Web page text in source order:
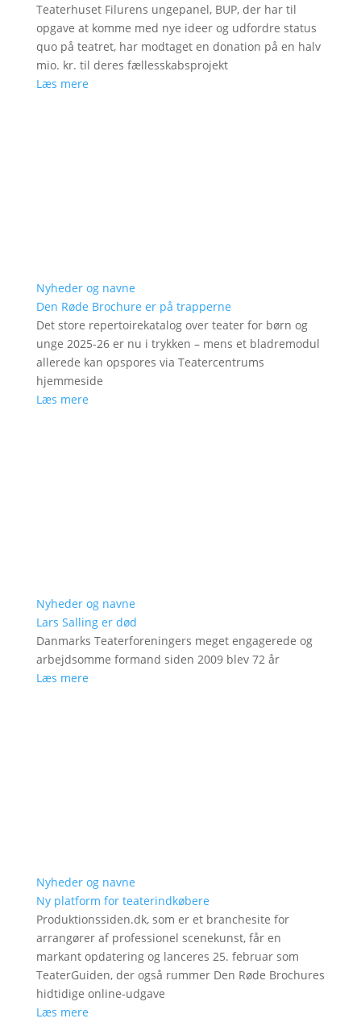
Teaterhuset Filurens ungepanel, BUP, der har til
opgave at komme med nye ideer og udfordre status
quo på teatret, har modtaget en donation på en halv
mio. kr. til deres fællesskabsprojekt
Læs mere
Nyheder og navne
Den Røde Brochure er på trapperne
Det store repertoirekatalog over teater for børn og
unge 2025-26 er nu i trykken – mens et bladremodul
allerede kan opspores via Teatercentrums
hjemmeside
Læs mere
Nyheder og navne
Lars Salling er død
Danmarks Teaterforeningers meget engagerede og
arbejdsomme formand siden 2009 blev 72 år
Læs mere
Nyheder og navne
Ny platform for teaterindkøbere
Produktionssiden.dk, som er et branchesite for
arrangører af professionel scenekunst, får en
markant opdatering og lanceres 25. februar som
TeaterGuiden, der også rummer Den Røde Brochures
hidtidige online-udgave
Læs mere